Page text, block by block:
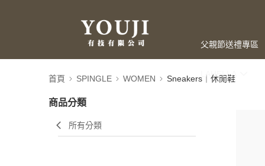
父親節送禮專區
LAHELLA
首頁 SPINGLE WOMEN Sneakers｜休閒鞋
商品分類
所有分類